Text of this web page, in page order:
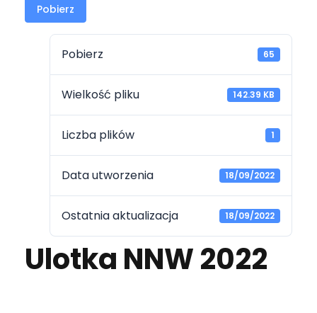
Pobierz
Pobierz 65
Wielkość pliku 142.39 KB
Liczba plików 1
Data utworzenia 18/09/2022
Ostatnia aktualizacja 18/09/2022
Ulotka NNW 2022